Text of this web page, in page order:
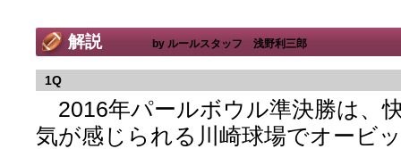
解説 by ルールスタッフ 浅野利三郎
1Q
2016年パールボウル準決勝は、
気が感じられる川崎球場でオービ